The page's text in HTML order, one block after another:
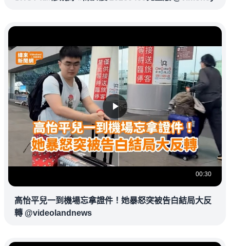
00:30
高怡平兒一到機場忘拿證件！她暴怒突被告白結局大反
轉 @videolandnews